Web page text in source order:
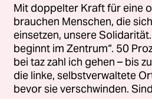
will, kann sich nicht
der kleine Prinzaus
Exupéry. Nicht nur, weil
zu erkennen,
nur einen Teil des
den Menschen markieren
Mit doppelter Kraft für eine
brauchen Menschen, die
einsetzen, unsere
beginnt im Zentrum“. 50
bei taz zahl ich gehen – bis
die linke, selbstverwaltete
bevor sie verschwinden.